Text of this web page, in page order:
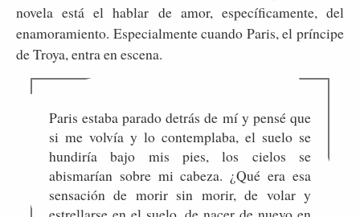
novela está el hablar de amor, específicamente, del
enamoramiento. Especialmente cuando Paris, el príncipe
de Troya, entra en escena.
Paris estaba parado detrás de mí y pensé que
si me volvía y lo contemplaba, el suelo se
hundiría bajo mis pies, los cielos se
abismarían sobre mi cabeza. ¿Qué era esa
sensación de morir sin morir, de volar y